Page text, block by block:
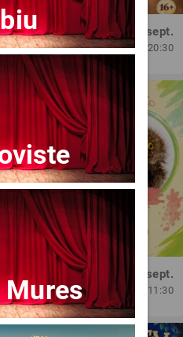
Mar, 15 sept.
20:30
Dum, 13 sept.
11:30
Mures